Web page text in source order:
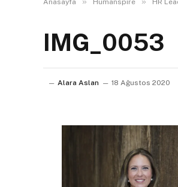
Anasayfa Humanspire HR
IMG_0053
Alara Aslan 18 Ağustos 2020